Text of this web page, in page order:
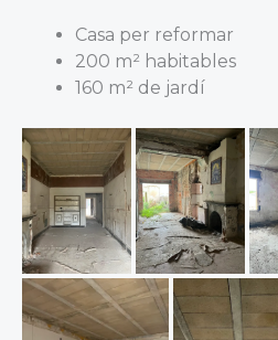
Casa per reformar
200 m² habitables
160 m² de jardí